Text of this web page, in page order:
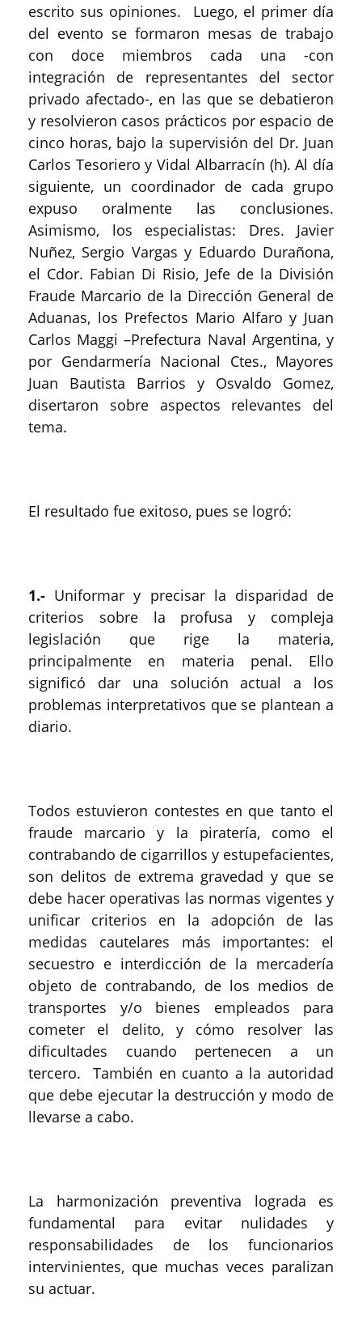
escrito sus opiniones. Luego, el primer día
del evento se formaron mesas de trabajo
con doce miembros cada una -con
integración de representantes del sector
privado afectado-, en las que se debatieron
y resolvieron casos prácticos por espacio de
cinco horas, bajo la supervisión del Dr. Juan
Carlos Tesoriero y Vidal Albarracín (h). Al día
siguiente, un coordinador de cada grupo
expuso oralmente las conclusiones.
Asimismo, los especialistas: Dres. Javier
Nuñez, Sergio Vargas y Eduardo Durañona,
el Cdor. Fabian Di Risio, Jefe de la División
Fraude Marcario de la Dirección General de
Aduanas, los Prefectos Mario Alfaro y Juan
Carlos Maggi –Prefectura Naval Argentina, y
por Gendarmería Nacional Ctes., Mayores
Juan Bautista Barrios y Osvaldo Gomez,
disertaron sobre aspectos relevantes del
tema.
El resultado fue exitoso, pues se logró:
1.- Uniformar y precisar la disparidad de
criterios sobre la profusa y compleja
legislación que rige la materia,
principalmente en materia penal. Ello
significó dar una solución actual a los
problemas interpretativos que se plantean a
diario.
Todos estuvieron contestes en que tanto el
fraude marcario y la piratería, como el
contrabando de cigarrillos y estupefacientes,
son delitos de extrema gravedad y que se
debe hacer operativas las normas vigentes y
unificar criterios en la adopción de las
medidas cautelares más importantes: el
secuestro e interdicción de la mercadería
objeto de contrabando, de los medios de
transportes y/o bienes empleados para
cometer el delito, y cómo resolver las
dificultades cuando pertenecen a un
tercero. También en cuanto a la autoridad
que debe ejecutar la destrucción y modo de
llevarse a cabo.
La harmonización preventiva lograda es
fundamental para evitar nulidades y
responsabilidades de los funcionarios
intervinientes, que muchas veces paralizan
su actuar.